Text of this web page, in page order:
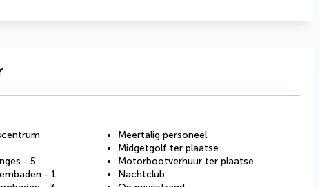
- 5
- 1
Meertalig personeel
Midgetgolf ter plaatse
Motorbootverhuur ter plaatse
Nachtclub